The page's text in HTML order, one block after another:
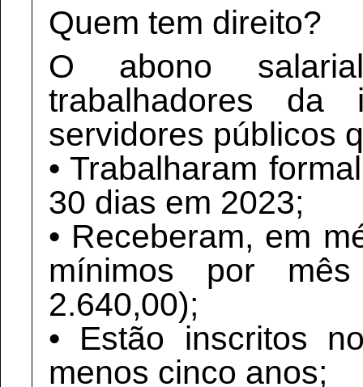
Quem tem direito?
O abono
trabalhadores da
servidores públicos
• Trabalharam
30 dias em 2023;
• Receberam, em
mínimos por
2.640,00);
• Estão inscritos
menos cinco anos;